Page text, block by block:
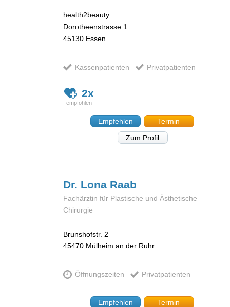
health2beauty
Dorotheenstrasse 1
45130 Essen
Kassenpatienten Privatpatienten
2x
Empfehlen
Termin
Zum Profil
Dr. Lona Raab
Fachärztin für Plastische und Ästhetische
Chirurgie
Brunshofstr. 2
45470 Mülheim an der Ruhr
Öffnungszeiten Privatpatienten
Empfehlen
Termin